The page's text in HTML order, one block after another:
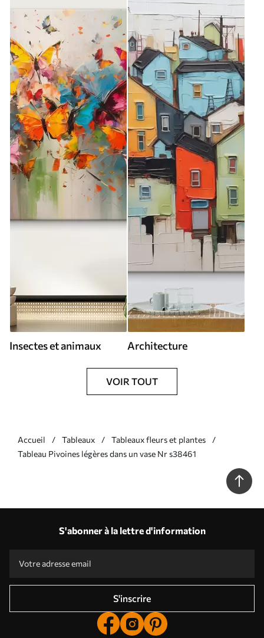
Insectes et animaux Architecture
VOIR TOUT
Accueil Tableaux
Tableaux fleurs et plantes
Tableau Pivoines légères dans un vase Nr s38461
S'abonner à la lettre d'information
S'inscrire